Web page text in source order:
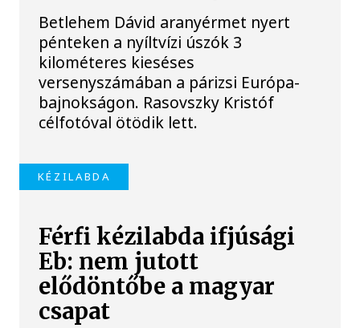
Betlehem Dávid aranyérmet nyert
pénteken a nyíltvízi úszók 3
kilométeres kieséses
versenyszámában a párizsi Európa-
bajnokságon. Rasovszky Kristóf
célfotóval ötödik lett.
KÉZILABDA
Férfi kézilabda ifjúsági
Eb: nem jutott
elődöntőbe a magyar
csapat